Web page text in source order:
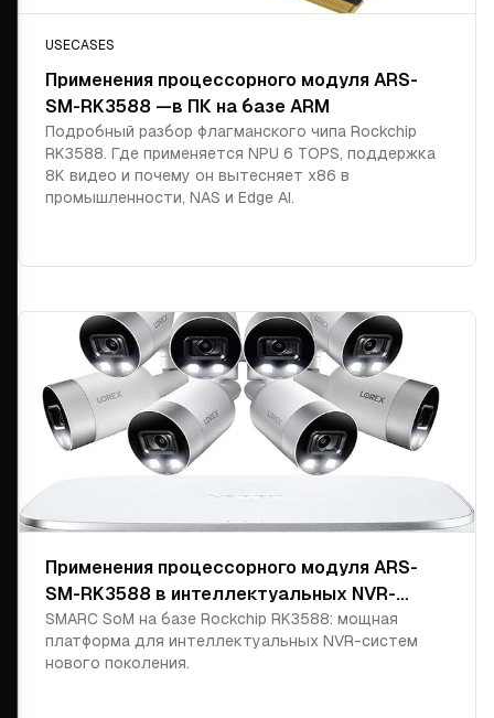
USECASES
Применения процессорного модуля ARS-
SM-RK3588 —в ПК на базе ARM
Подробный разбор флагманского чипа Rockchip
RK3588. Где применяется NPU 6 TOPS, поддержка
8K видео и почему он вытесняет x86 в
промышленности, NAS и Edge AI.
Применения процессорного модуля ARS-
SM-RK3588 в интеллектуальных NVR-
системах нового поколения
SMARC SoM на базе Rockchip RK3588: мощная
платформа для интеллектуальных NVR-систем
нового поколения.